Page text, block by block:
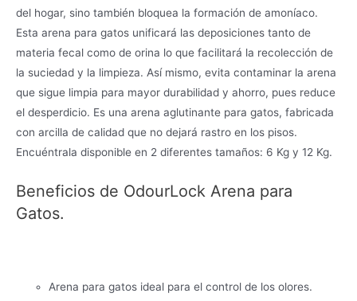
del hogar, sino también bloquea la formación de amoníaco.
Esta arena para gatos unificará las deposiciones tanto de
materia fecal como de orina lo que facilitará la recolección de
la suciedad y la limpieza. Así mismo, evita contaminar la arena
que sigue limpia para mayor durabilidad y ahorro, pues reduce
el desperdicio. Es una arena aglutinante para gatos, fabricada
con arcilla de calidad que no dejará rastro en los pisos.
Encuéntrala disponible en 2 diferentes tamaños: 6 Kg y 12 Kg.
Beneficios de OdourLock Arena para
Gatos.
Arena para gatos ideal para el control de los olores.